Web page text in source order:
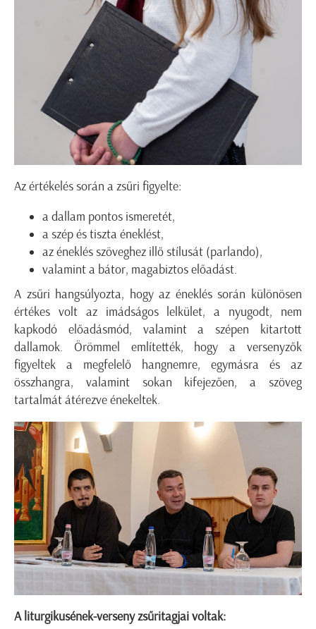
Az értékelés során a zsűri figyelte:
a dallam pontos ismeretét,
a szép és tiszta éneklést,
az éneklés szöveghez illő stílusát (parlando),
valamint a bátor, magabiztos előadást.
A zsűri hangsúlyozta, hogy az éneklés során különösen
értékes volt az imádságos lelkület, a nyugodt, nem
kapkodó előadásmód, valamint a szépen kitartott
dallamok. Örömmel említették, hogy a versenyzők
figyeltek a megfelelő hangnemre, egymásra és az
összhangra, valamint sokan kifejezően, a szöveg
tartalmát átérezve énekeltek.
A liturgikusének-verseny zsűritagjai voltak: